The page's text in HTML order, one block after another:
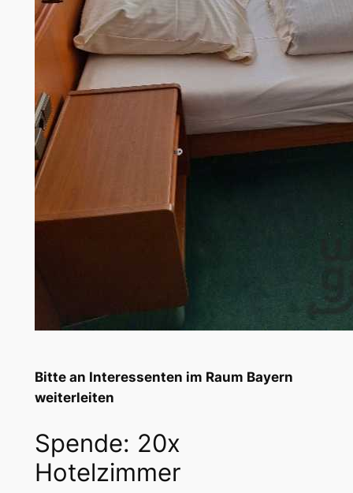
Bitte an Interessenten im Raum Bayern
weiterleiten
Spende: 20x
Hotelzimmer